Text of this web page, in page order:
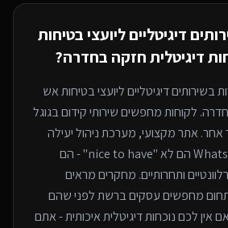
דיגיטליים ליועצי בטיחות
דיגיטלית חזקה בחדרה?
בשירותים דיגיטליים ליועצי בטיחות אש
. לקוחות מחפשים שירותיקידום בגוגל
אתר מקצועי, מערכת ניהול יעילה
ונוכחות חכמה ב-WhatsApp הם לא "nice to have" - הם
ותחרותיים. מחקרים מראים
בתחום מחפשים עסקים ברשת לפני שהם
אין לכם נוכחות דיגיטלית איכותית - אתם